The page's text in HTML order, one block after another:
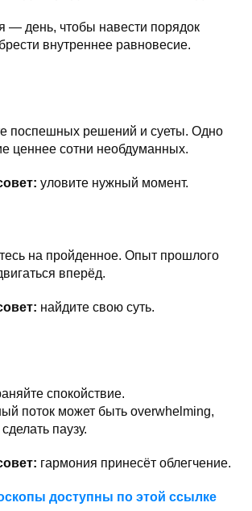
— день, чтобы навести порядок
внутреннее равновесие.
поспешных решений и суеты. Одно
ценнее сотни необдуманных.
уловите нужный момент.
на пройденное. Опыт прошлого
вперёд.
найдите свою суть.
спокойствие.
поток может быть overwhelming,
паузу.
гармония принесёт облегчение.
доступны по этой ссылке